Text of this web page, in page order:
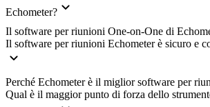
Echometer?
Il software per riunioni One-on-One di
Il software per riunioni Echometer è sicuro e
Perché Echometer è il miglior software per
Qual è il maggior punto di forza dello